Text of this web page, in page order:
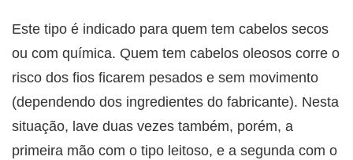
Este tipo é indicado para quem tem cabelos secos
ou com química. Quem tem cabelos oleosos corre o
risco dos fios ficarem pesados e sem movimento
(dependendo dos ingredientes do fabricante). Nesta
situação, lave duas vezes também, porém, a
primeira mão com o tipo leitoso, e a segunda com o